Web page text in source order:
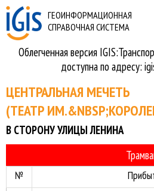
ГЕОИНФОРМАЦИОННАЯ
СПРАВОЧНАЯ СИСТЕМА
Облегченная версия
доступна по адресу:
ЦЕНТРАЛЬНАЯ МЕЧЕТЬ
(ТЕАТР
В СТОРОНУ УЛИЦЫ ЛЕНИНА
№